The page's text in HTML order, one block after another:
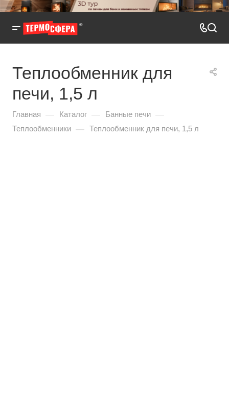
Теплообменник для
печи, 1,5 л
Главная — Каталог — Банные печи —
Теплообменники — Теплообменник для печи, 1,5 л